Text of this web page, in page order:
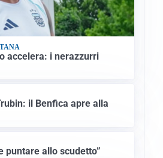
accelera: i nerazzurri
il Benfica apre alla
puntare allo scudetto”